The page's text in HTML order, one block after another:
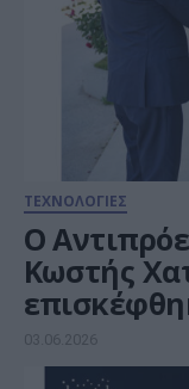
ΤΕΧΝΟΛΟΓΙΕΣ
Ο
Κωστής
της Open
Παλλήνη
03.06.2026